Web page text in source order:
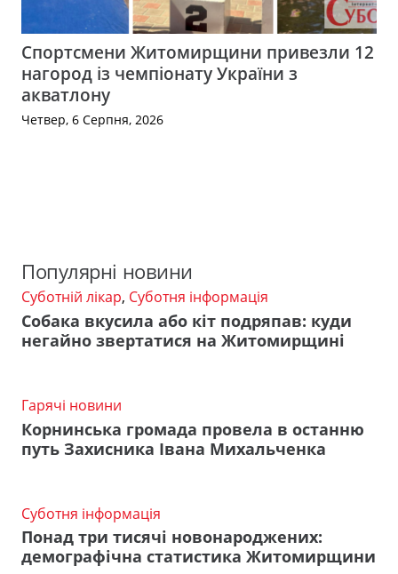
Спортсмени Житомирщини привезли 12
нагород із чемпіонату України з
акватлону
Четвер, 6 Серпня, 2026
Популярні новини
Суботній лікар, Суботня інформація
Собака вкусила або кіт подряпав: куди
негайно звертатися на Житомирщині
Гарячі новини
Корнинська громада провела в останню
путь Захисника Івана Михальченка
Суботня інформація
Понад три тисячі новонароджених:
демографічна статистика Житомирщини